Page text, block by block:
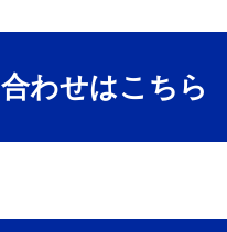
わせはこちら